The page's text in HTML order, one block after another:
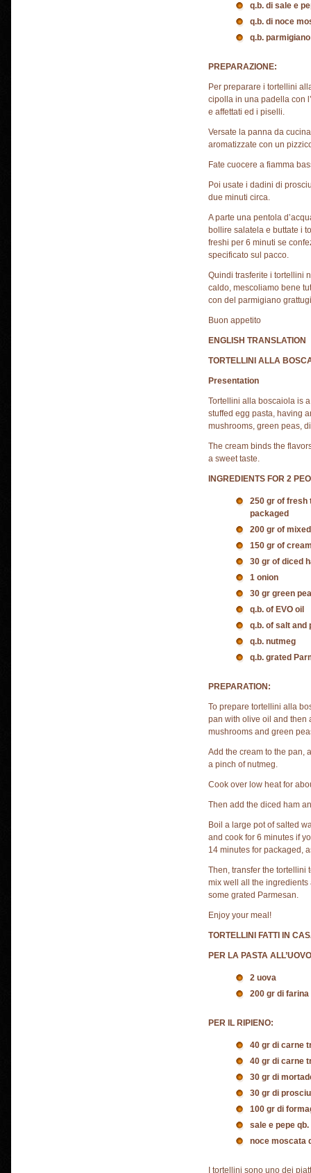
q.b. di sale e
q.b. di noce
q.b.
PREPARAZIONE:
Per preparare i tortellini
cipolla in una padella con
e affettati ed i piselli.
Versate la panna da
aromatizzate con un
Fate cuocere a fiamma
Poi usate i dadini di
due minuti circa.
A parte una pentola
bollire salatela e buttate i
freshi per 6 minuti se
specificato sul pacco.
Quindi trasferite i tortellini
caldo, mescoliamo bene
con del parmigiano
Buon appetito
ENGLISH TRANSLATION
TORTELLINI ALLA
Presentation
Tortellini alla boscaiola is
stuffed egg pasta, having
mushrooms, green peas,
The cream binds the
a sweet taste.
INGREDIENTS FOR 2
250 gr of fresh
packaged
200 gr of
150 gr of
30 gr of diced
1 onion
30 gr green
q.b. of EVO oil
q.b. of salt and
q.b. nutmeg
q.b. grated
PREPARATION:
To prepare tortellini alla
pan with olive oil and then
mushrooms and green
Add the cream to the pan,
a pinch of nutmeg.
Cook over low heat for
Then add the diced ham
Boil a large pot of salted
and cook for 6 minutes if
14 minutes for packaged,
Then, transfer the tortellini
mix well all the
some grated Parmesan.
Enjoy your meal!
TORTELLINI FATTI IN
PER LA PASTA
2 uova
200 gr di farina
PER IL RIPIENO:
40 gr di carne
40 gr di carne
30 gr di
30 gr di
100 gr di
sale e pepe qb.
noce moscata
I tortellini sono uno dei